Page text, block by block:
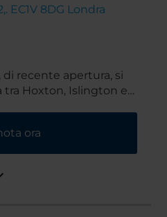
EC1V 8DG Londra
recente apertura, si
tra Hoxton, Islington e
tech nato intorno a
dell'hotel offre accesso
verso tutte
ora